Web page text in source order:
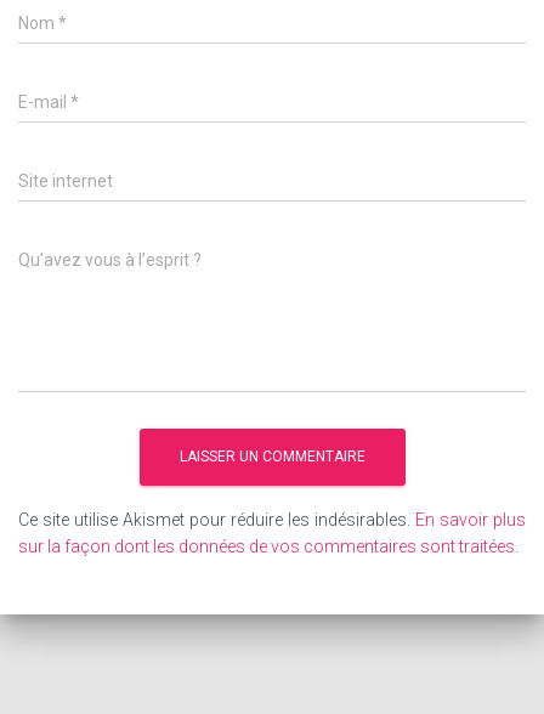
Nom *
E-mail *
Site internet
Qu’avez vous à l’esprit ?
Ce site utilise Akismet pour réduire les indésirables. En savoir plus
sur la façon dont les données de vos commentaires sont traitées